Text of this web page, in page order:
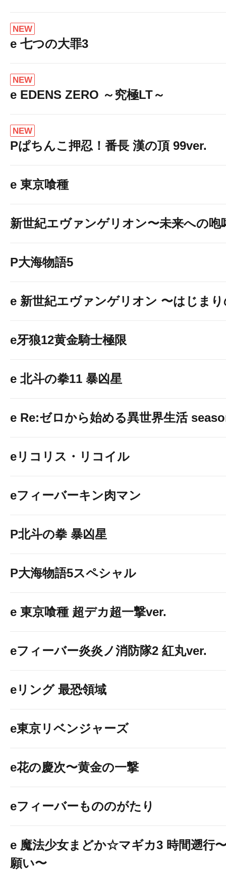
NEW
e 七つの大罪3
NEW
e EDENS ZERO ～究極LT～
NEW
Pぱちんこ押忍！番長 漢の頂 99ver.
e 東京喰種
新世紀エヴァンゲリオン〜未来への咆
P大海物語5
e 新世紀エヴァンゲリオン 〜はじま
e牙狼12黄金騎士極限
e 北斗の拳11 暴凶星
e Re:ゼロから始める異世界生活
eリコリス・リコイル
eフィーバーキン肉マン
P北斗の拳 暴凶星
P大海物語5スペシャル
e 東京喰種 超デカ超一撃ver.
eフィーバー炎炎ノ消防隊2 紅丸ver.
eリング 最恐領域
e東京リベンジャーズ
e花の慶次〜黄金の一撃
eフィーバーもののがたり
e 魔法少女まどか☆マギカ3 時間遡行
願い〜